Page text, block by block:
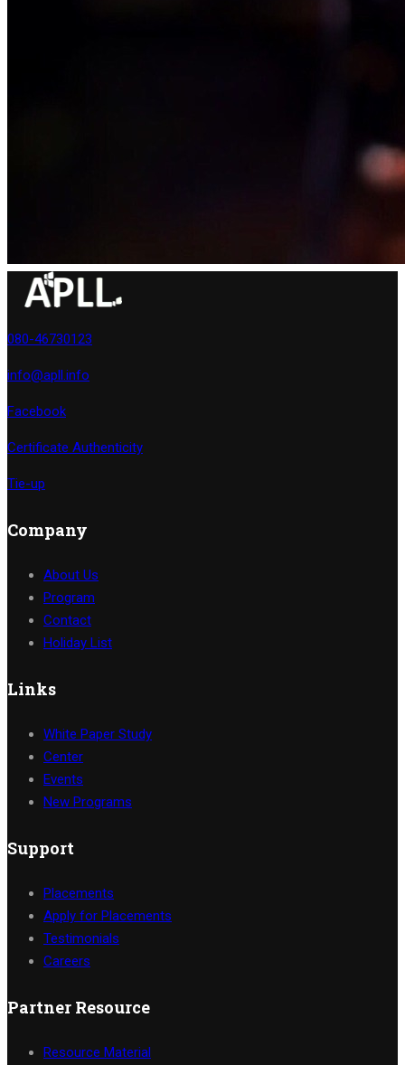
080-46730123
info@apll.info
Facebook
Certificate Authenticity
Tie-up
Company
About Us
Program
Contact
Holiday List
Links
White Paper Study
Center
Events
New Programs
Support
Placements
Apply for Placements
Testimonials
Careers
Partner Resource
Resource Material